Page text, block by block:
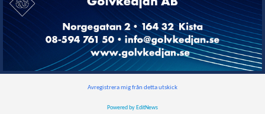
Avregistrera mig från detta utskick
Powered by EditNews